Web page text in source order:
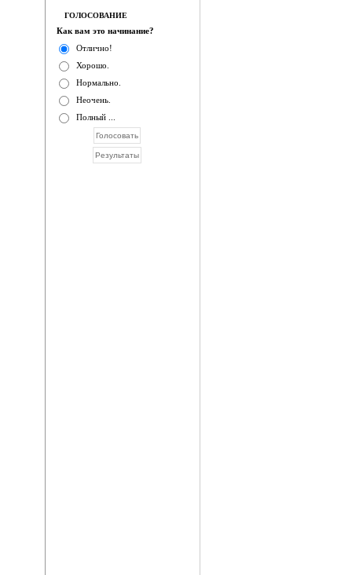
ГОЛОСОВАНИЕ
Как вам это начинание?
Отлично!
Хорошо.
Нормально.
Неочень.
Полный ...